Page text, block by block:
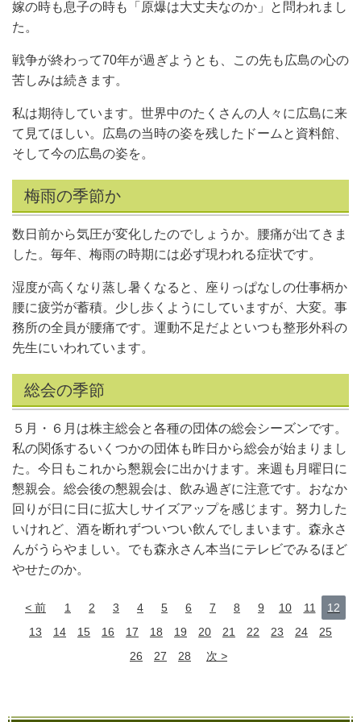
嫁の時も息子の時も「原爆は大丈夫なのか」と問われまし
た。
戦争が終わって70年が過ぎようとも、この先も広島の心の
苦しみは続きます。
私は期待しています。世界中のたくさんの人々に広島に来
て見てほしい。広島の当時の姿を残したドームと資料館、
そして今の広島の姿を。
梅雨の季節か
数日前から気圧が変化したのでしょうか。腰痛が出てきま
した。毎年、梅雨の時期には必ず現われる症状です。
湿度が高くなり蒸し暑くなると、座りっぱなしの仕事柄か
腰に疲労が蓄積。少し歩くようにしていますが、大変。事
務所の全員が腰痛です。運動不足だよといつも整形外科の
先生にいわれています。
総会の季節
５月・６月は株主総会と各種の団体の総会シーズンです。
私の関係するいくつかの団体も昨日から総会が始まりまし
た。今日もこれから懇親会に出かけます。来週も月曜日に
懇親会。総会後の懇親会は、飲み過ぎに注意です。おなか
回りが日に日に拡大しサイズアップを感じます。努力した
いけれど、酒を断れずついつい飲んでしまいます。森永さ
んがうらやましい。でも森永さん本当にテレビでみるほど
やせたのか。
前 1 2 3 4 5 6 7 8 9 10 11
12
13
14 15 16 17 18 19 20 21 22 23 24
25
26
27 28 次